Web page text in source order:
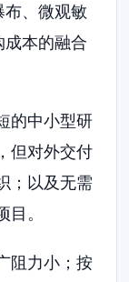
布、微观敏
成本的融合
的中小型研
但对外交付
；以及无需
。
阻力小；按